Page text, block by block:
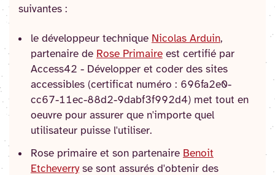
suivantes :
le développeur technique Nicolas Arduin,
partenaire de Rose Primaireest certifié par
Access42 - Développer et coder des sites
accessibles (certificat numéro : 696fa2e0-
cc67-11ec-88d2-9dabf3f992d4) met tout en
oeuvre pour assurer que n'importe quel
utilisateur puisse l'utiliser.
Rose primaire et son partenaire Benoit
Etcheverryse sont assurés d'obtenir des